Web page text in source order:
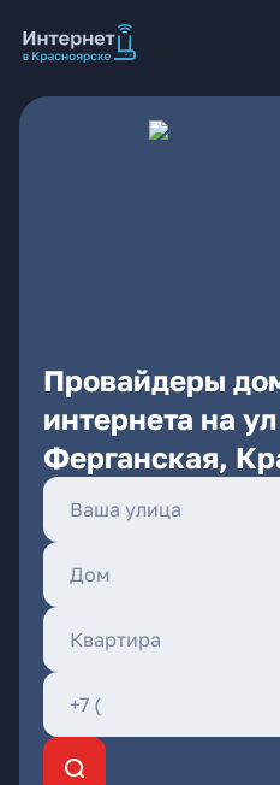
Провайдеры
интернета на
Ферганская,